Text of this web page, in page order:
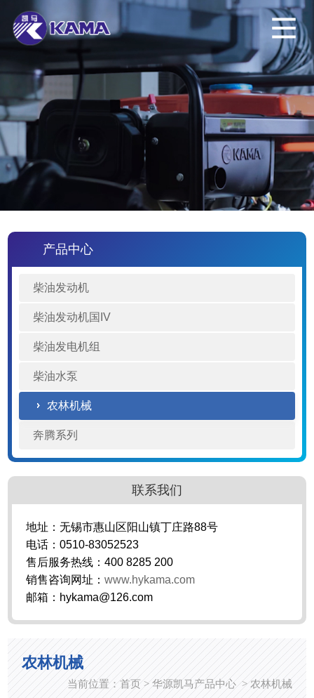
产品中心
柴油发动机
柴油发动机国IV
柴油发电机组
柴油水泵
农林机械
奔腾系列
联系我们
地址：无锡市惠山区阳山镇丁庄路88号
电话：0510-83052523
售后服务热线：400 8285 200
销售咨询网址：www.hykama.com
邮箱：hykama@126.com
农林机械
当前位置： 首页 > 华源凯马产品中心 > 农林机械